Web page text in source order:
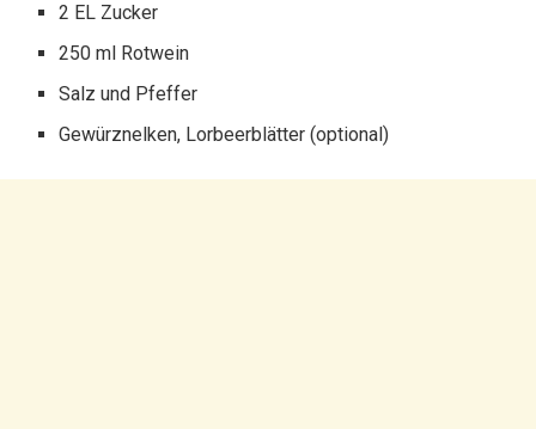
2 EL Zucker
250 ml Rotwein
Salz und Pfeffer
Gewürznelken, Lorbeerblätter (optional)